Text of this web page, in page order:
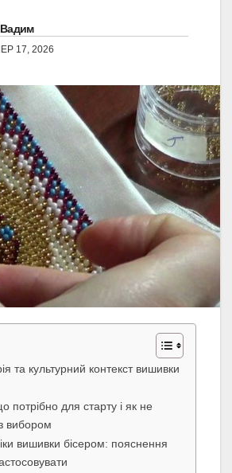
Вадим
17, 2026
та культурний контекст вишивки
потрібно для старту і як не
вибором
вишивки бісером: пояснення